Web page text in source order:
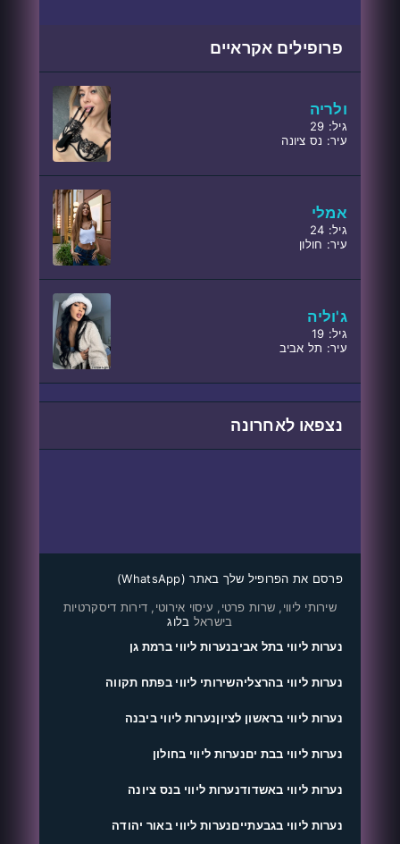
פרופילים אקראיים
ולריה
גיל: 29
עיר: נס ציונה
אמלי
גיל: 24
עיר: חולון
ג'וליה
גיל: 19
עיר: תל אביב
נצפאו לאחרונה
פרסם את הפרופיל שלך באתר (WhatsApp)
שירותי ליווי, שרות פרטי, עיסוי אירוטי, דירות דיסקרטיות
בישראל בלוג
נערות ליווי בתל אביבנערות ליווי ברמת גן
נערות ליווי בהרצליהשירותי ליווי בפתח תקווה
נערות ליווי בראשון לציוןנערות ליווי ביבנה
נערות ליווי בבת יםנערות ליווי בחולון
נערות ליווי באשדודנערות ליווי בנס ציונה
נערות ליווי בגבעתייםנערות ליווי באור יהודה